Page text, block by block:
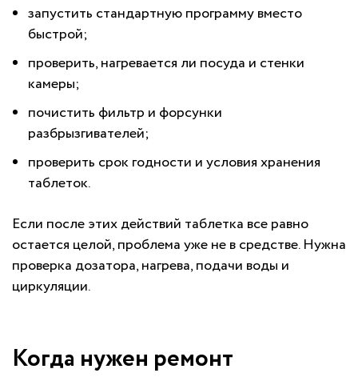
запустить стандартную программу вместо
быстрой;
проверить, нагревается ли посуда и стенки
камеры;
почистить фильтр и форсунки
разбрызгивателей;
проверить срок годности и условия хранения
таблеток.
Если после этих действий таблетка все равно
остается целой, проблема уже не в средстве. Нужна
проверка дозатора, нагрева, подачи воды и
циркуляции.
Когда нужен ремонт